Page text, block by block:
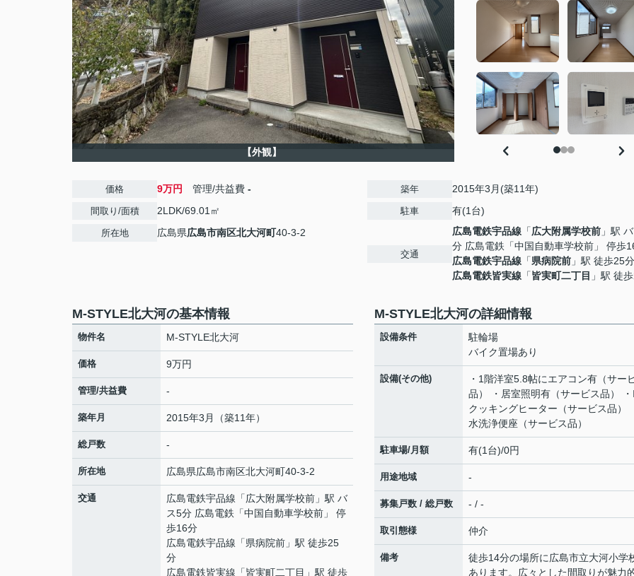
【外観】
価格 9万円 管理/共益費 -
間取り/面積 2LDK/69.01㎡
所在地 広島県広島市南区北大河町40-3-2
築年 2015年3月(築11年)
駐車 有(1台)
交通
広島電鉄宇品線 「広大附属学校前 」駅
分 広島電鉄「中国自動車学校前」 停歩
広島電鉄宇品線 「県病院前 」駅 徒歩25分
広島電鉄皆実線 「皆実町二丁目 」駅 徒
M-STYLE北大河の基本情報
物件名 M-STYLE北大河
価格 9万円
管理/共益費 -
築年月 2015年3月（築11年）
総戸数 -
所在地 広島県広島市南区北大河町40-3-2
交通 広島電鉄宇品線 「広大附属学校前 」駅 バ
ス5分 広島電鉄「中国自動車学校前」 停
歩16分
広島電鉄宇品線 「県病院前 」駅 徒歩25
分
広島電鉄皆実線 「皆実町二丁目 」駅 徒歩
M-STYLE北大河の詳細情報
設備条件
駐輪場
バイク置場あり
設備(その他)
・1階洋室5.8帖にエアコン有（サー
品） ・居室照明有（サービス品）
クッキングヒーター（サービス品）
水洗浄便座（サービス品）
駐車場/月額 有(1台)/0円
用途地域 -
募集戸数 / 総戸数 - / -
取引態様 仲介
備考
徒歩14分の場所に広島市立大河小学
あります。広々とした間取りが魅力